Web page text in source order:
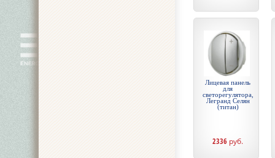
Лицевая панель
для
светорегулятора,
Легранд Селян
(титан)
2336 руб.